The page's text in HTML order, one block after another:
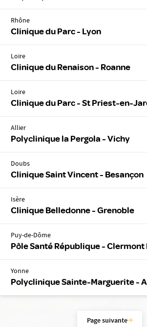
Rhône
Clinique du Parc - Lyon
Loire
Clinique du Renaison - Roanne
Loire
Clinique du Parc - St Priest-en-
Allier
Polyclinique la Pergola - Vichy
Doubs
Clinique Saint Vincent - Besançon
Isère
Clinique Belledonne - Grenoble
Puy-de-Dôme
Pôle Santé République - Clermont
Yonne
Polyclinique Sainte-Marguerite -
Page suivante